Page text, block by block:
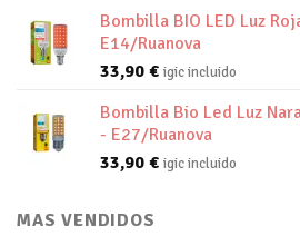
Bombilla BIO LED Luz
E14/Ruanova
33,90 € igic incluido
Bombilla Bio Led Luz
- E27/Ruanova
33,90 € igic incluido
MAS VENDIDOS